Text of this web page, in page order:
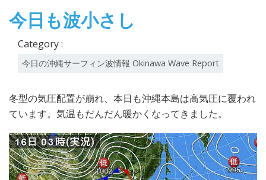
16
今日も波小さし
Category :
今日の沖縄サーフィン波情報 Okinawa Wave Report
冬型の気圧配置が崩れ、本日も沖縄本島は高気圧に覆われ
ています。気温もだんだん暖かくなってきました。